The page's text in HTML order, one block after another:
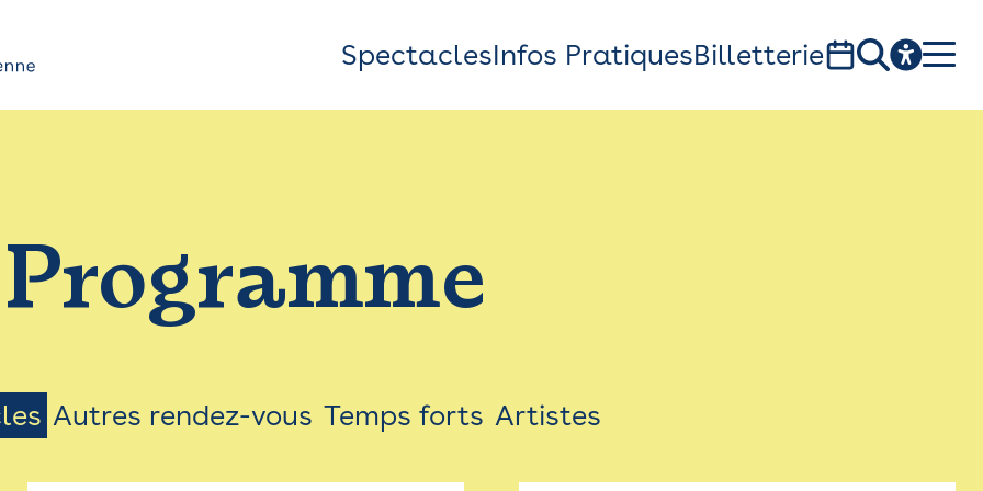
Top
Bar
Menu
SpectaclesInfos PratiquesBilletterie
1, av. du Chateau d'eau - 31300 Toulouse
Programme
Autres rendez-vous Temps forts Artistes